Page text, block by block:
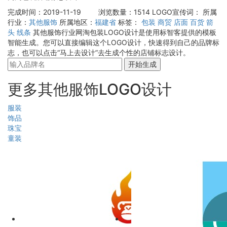
完成时间：2019-11-19
浏览数量：1514 LOGO宣传词：
所属
行业： 其他服饰 所属地区： 福建省 标签： 包装 商贸 店面 百货 箭
头 线条 其他服饰行业网淘包装LOGO设计是使用标智客提供的模板
智能生成。您可以直接编辑这个LOGO设计，快速得到自己的品牌标
志，也可以点击“马上去设计”去生成个性的店铺标志设计。
开始生成
更多其他服饰LOGO设计
服装
饰品
珠宝
童装